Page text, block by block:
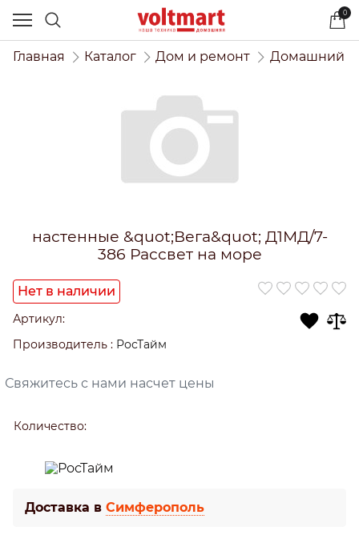
0
Главная Каталог Дом и ремонт Домашний
настенные &quot;Вега&quot; Д1МД/7-
386 Рассвет на море
Нет в наличии
Артикул:
Производитель : РосТайм
Свяжитесь с нами насчет цены
Количество:
Доставка в Симферополь